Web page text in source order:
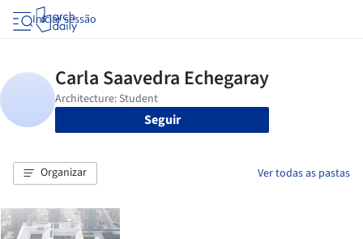
Iniciar sessão
Seguir
Organizar Ver todas as pastas